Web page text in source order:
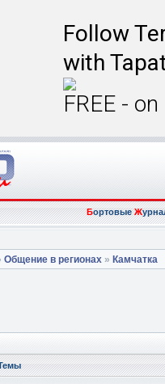
Follow
with
FREE -
БортовыеЖ
Общение в регионах » Камчатка